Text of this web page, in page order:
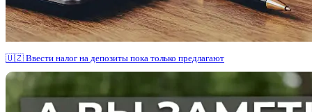
🇺🇿 Ввести налог на депозиты пока только предлагают